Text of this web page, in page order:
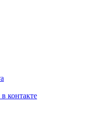
контакте